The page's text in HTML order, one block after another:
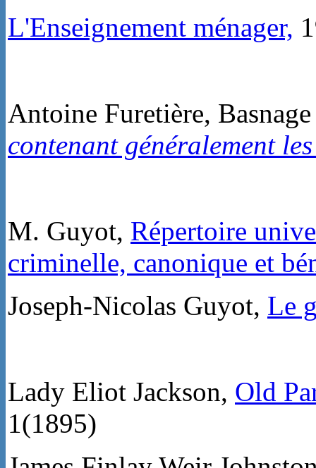
L'Enseignement ménager,
Antoine Furetière,
contenant généralement
M. Guyot, Répertoire
criminelle, canonique et
Joseph-Nicolas Guyot, Le
Lady Eliot Jackson, Old
1(1895)